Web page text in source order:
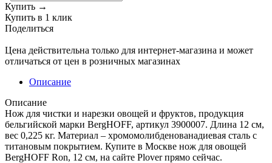
Купить →
Купить в 1 клик
Поделиться
Цена действительна только для интернет-магазина и может
отличаться от цен в розничных магазинах
Описание
Описание
Нож для чистки и нарезки овощей и фруктов, продукция
бельгийской марки BergHOFF, артикул 3900007. Длина 12 см,
вес 0,225 кг. Материал – хромомолибденованадиевая сталь с
титановым покрытием. Купите в Москве нож для овощей
BergHOFF Ron, 12 см, на сайте Plover прямо сейчас.